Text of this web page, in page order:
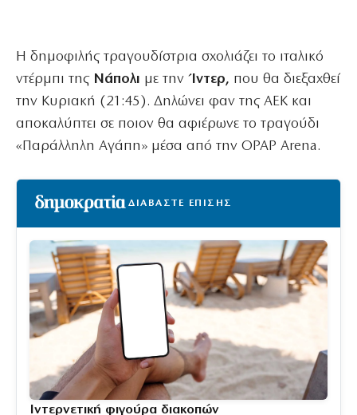
Η δημοφιλής τραγουδίστρια σχολιάζει το ιταλικό
ντέρμπι της Νάπολι με την Ίντερ, που θα διεξαχθεί
την Κυριακή (21:45). Δηλώνει φαν της ΑΕΚ και
αποκαλύπτει σε ποιον θα αφιέρωνε το τραγούδι
«Παράλληλη Αγάπη» μέσα από την OPAP Arena.
ΔΙΑΒΑΣΤΕ ΕΠΙΣΗΣ
Ιντερνετική φιγούρα διακοπών